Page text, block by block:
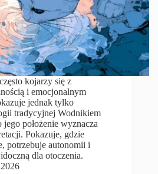
kojarzy się z
i emocjonalnym
jednak tylko
tradycyjnej Wodnikiem
jego położenie wyznacza
Pokazuje, gdzie
potrzebuje autonomii i
dla otoczenia.